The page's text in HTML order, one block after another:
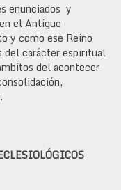
enunciados y
el Antiguo
y como ese Reino
del carácter espiritual
del acontecer